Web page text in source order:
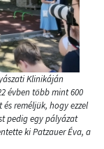
Klinikáján
évben több mint 600
reméljük, hogy ezzel
pedig egy pályázat
ki Patzauer Éva, a